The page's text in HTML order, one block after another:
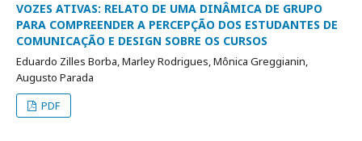
VOZES ATIVAS: RELATO DE UMA DINÂMICA DE GRUPO
PARA COMPREENDER A PERCEPÇÃO DOS ESTUDANTES DE
COMUNICAÇÃO E DESIGN SOBRE OS CURSOS
Eduardo Zilles Borba, Marley Rodrigues, Mônica Greggianin,
Augusto Parada
PDF